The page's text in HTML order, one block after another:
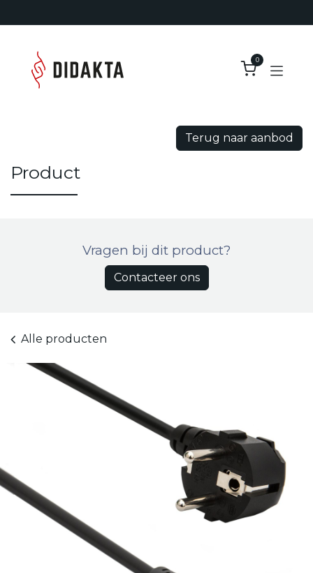
0
Terug naar aanbod
Product
Vragen bij dit product?
Contacteer ons
Alle producten